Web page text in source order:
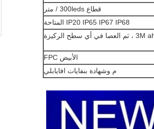
قطاع 300leds / متر
IP20 IP65 IP67 IP68 المتاحة
الأبيض FPC
م وشهادة بنفايات افايابلي